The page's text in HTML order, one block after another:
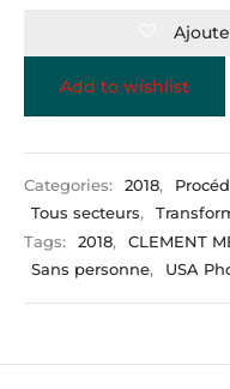
Add to wishlist
Categories: 2018,
Tous secteurs,
Tags:
2018, CLEMENT
Sans personne, USA